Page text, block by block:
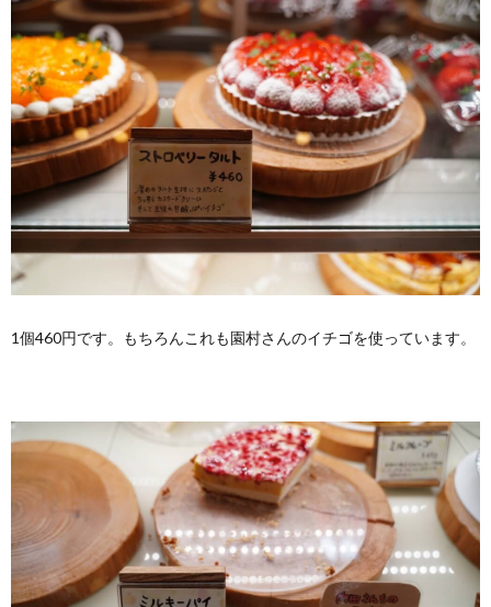
1個460円です。もちろんこれも園村さんのイチゴを使っています。